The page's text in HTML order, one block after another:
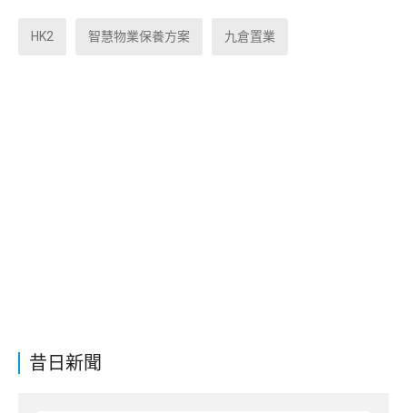
昔日新聞
HK2 智慧物業保養方案 九倉置業